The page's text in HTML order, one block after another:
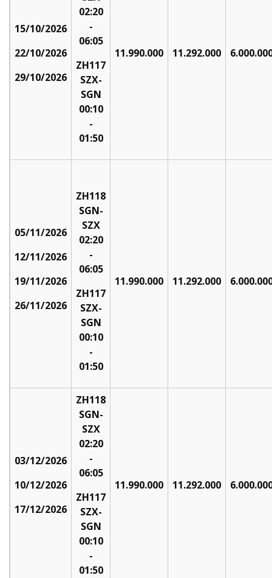
15/10/2026
22/10/2026
29/10/2026
02:20
-
06:05
ZH117
SZX-
SGN
00:10
-
01:50
11.990.000 11.292.000
05/11/2026
12/11/2026
19/11/2026
26/11/2026
ZH118
SGN-
SZX
02:20
-
06:05
ZH117
SZX-
SGN
00:10
-
01:50
11.990.000 11.292.000
03/12/2026
10/12/2026
17/12/2026
ZH118
SGN-
SZX
02:20
-
06:05
ZH117
SZX-
SGN
00:10
-
01:50
11.990.000 11.292.000